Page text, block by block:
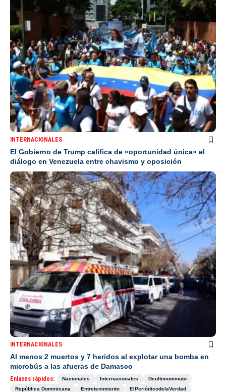
INTERNACIONALES
El Gobierno de Trump califica de «oportunidad única» el
diálogo en Venezuela entre chavismo y oposición
INTERNACIONALES
Al menos 2 muertos y 7 heridos al explotar una bomba en
microbús a las afueras de Damasco
Enlaces rápidos: Nacionales Internacionales
Deultimominuto
República Dominicana
Entretenimiento
ElPeriódicodelaVerdad